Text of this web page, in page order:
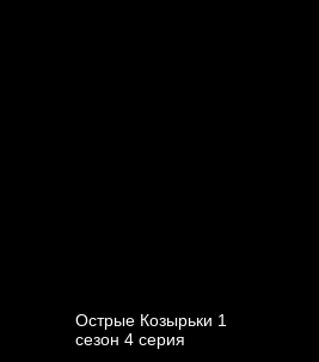
Острые Козырьки 1
cезон 4 cерия